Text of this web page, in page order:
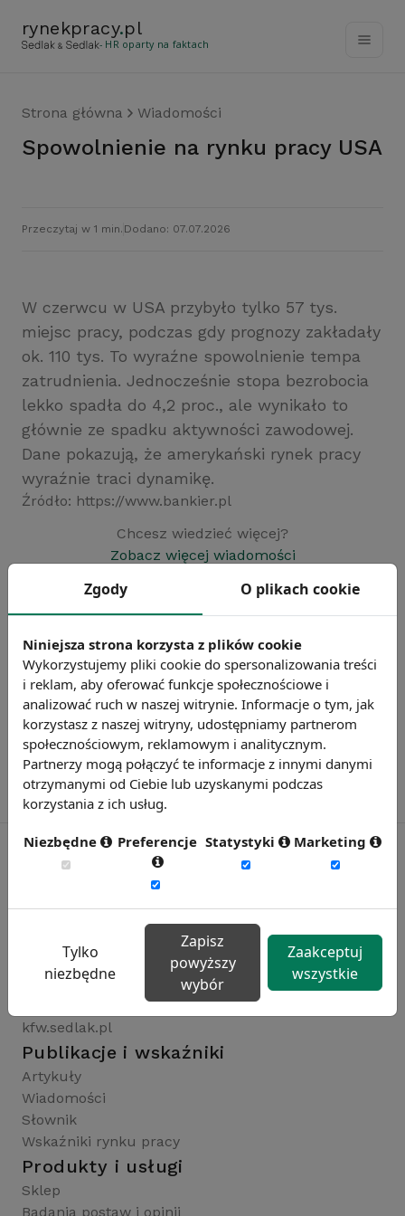
rynekpracy.pl
- HR oparty na faktach
Strona główna Wiadomości
Spowolnienie na rynku pracy USA
Przeczytaj w 1 min. Dodano: 07.07.2026
W czerwcu w USA przybyło tylko 57 tys.
miejsc pracy, podczas gdy prognozy zakładały
ok. 110 tys. To wyraźne spowolnienie tempa
zatrudnienia. Jednocześnie stopa bezrobocia
lekko spadła do 4,2 proc., ale wynikało to
głównie ze spadku aktywności zawodowej.
Dane pokazują, że amerykański rynek pracy
wyraźnie traci dynamikę.
Źródło: https://www.bankier.pl
Chcesz wiedzieć więcej?
Zobacz więcej wiadomości
Rynekpracy.pl
raportyplacowe.pl
badaniaHR.pl
kfw.sedlak.pl
Publikacje i wskaźniki
Artykuły
Wiadomości
Słownik
Wskaźniki rynku pracy
Produkty i usługi
Sklep
Badania postaw i opinii
Zgody O plikach cookie
Niniejsza strona korzysta z plików cookie
Wykorzystujemy pliki cookie do spersonalizowania treści
i reklam, aby oferować funkcje społecznościowe i
analizować ruch w naszej witrynie. Informacje o tym, jak
korzystasz z naszej witryny, udostępniamy partnerom
społecznościowym, reklamowym i analitycznym.
Partnerzy mogą połączyć te informacje z innymi danymi
otrzymanymi od Ciebie lub uzyskanymi podczas
korzystania z ich usług.
Niezbędne Preferencje Statystyki Marketing
Tylko
niezbędne
Zapisz
powyższy
wybór
Zaakceptuj
wszystkie